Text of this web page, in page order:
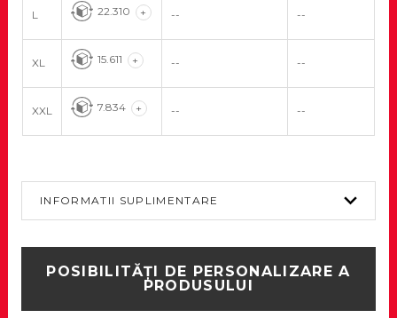
L 22.310 + -- --
XL 15.611 + -- --
XXL 7.834 + -- --
INFORMATII SUPLIMENTARE
POSIBILITĂȚI DE PERSONALIZARE A
PRODUSULUI